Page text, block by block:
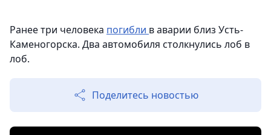
Ранее три человека погибли в аварии близ Усть-
Каменогорска. Два автомобиля столкнулись лоб в
лоб.
Поделитесь новостью